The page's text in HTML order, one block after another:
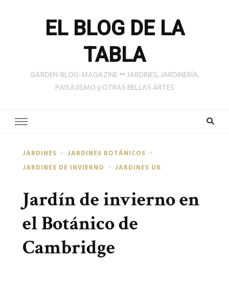
EL BLOG DE LA
TABLA
GARDEN-BLOG-MAGAZINE •• JARDINES, JARDINERÍA,
PAISAJISMO y OTRAS BELLAS ARTES
JARDINES
JARDINES BOTÁNICOS
JARDINES DE INVIERNO
JARDINES UK
Jardín de invierno en
el Botánico de
Cambridge